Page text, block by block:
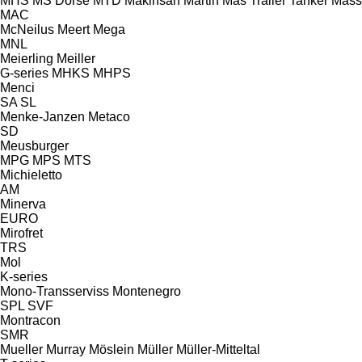
MAC
McNeilus Meert Mega
MNL
Meierling Meiller
G-series MHKS MHPS
Menci
SA SL
Menke-Janzen Metaco
SD
Meusburger
MPG MPS MTS
Michieletto
AM
Minerva
EURO
Mirofret
TRS
Mol
K-series
Mono-Transserviss Montenegro
SPL SVF
Montracon
SMR
Mueller Murray Möslein Müller Müller-Mitteltal